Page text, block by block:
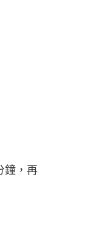
鐘，再